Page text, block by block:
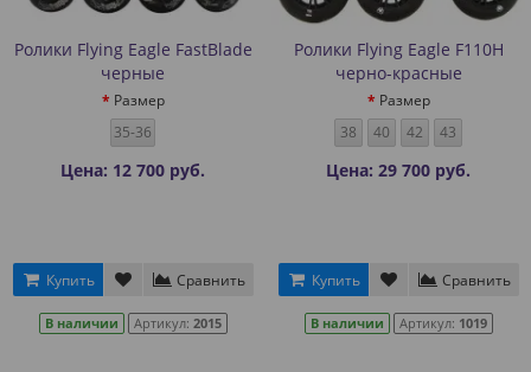
Ролики Flying Eagle FastBlade
черные
Размер
35-36
Цена: 12 700 руб.
Купить Сравнить
В наличии Артикул: 2015
Ролики Flying Eagle F110H
черно-красные
Размер
38
40 42 43
Цена: 29 700 руб.
Купить Сравнить
В наличии Артикул: 1019